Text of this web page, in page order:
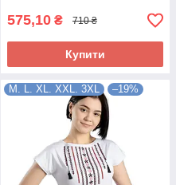
575,10 ₴ 710 ₴
Купити
M. L. XL. XXL. 3XL –19%